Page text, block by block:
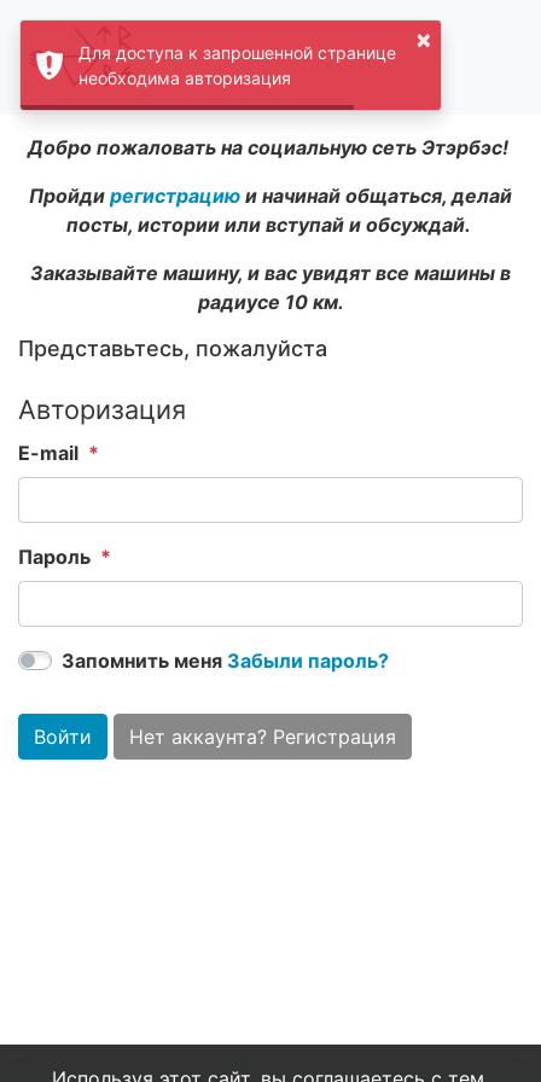
Добро пожаловать на социальную сеть Этэрбэс!
Пройди регистрацию и начинай общаться, делай
посты, истории или вступай и обсуждай.
Заказывайте машину, и вас увидят все машины в
радиусе 10 км.
Представьтесь, пожалуйста
Авторизация
E-mail
Пароль
Запомнить меня Забыли пароль?
Войти Нет аккаунта? Регистрация
×
Для доступа к запрошенной странице
необходима авторизация